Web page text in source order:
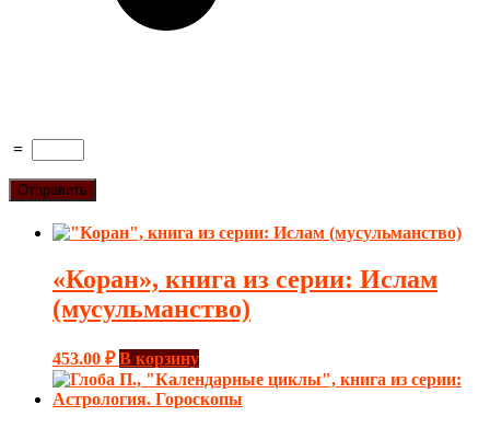
=
«Коран», книга из серии: Ислам
(мусульманство)
453.00 ₽ В корзину